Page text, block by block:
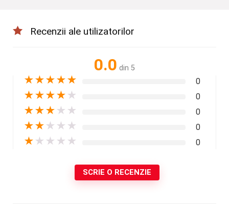
Recenzii ale utilizatorilor
0.0 din 5
★★★★★ 0
★★★★ ★ 0
★★★ ★ ★ 0
★★ ★ ★ ★ 0
★ ★ ★ ★ ★ 0
SCRIE O RECENZIE